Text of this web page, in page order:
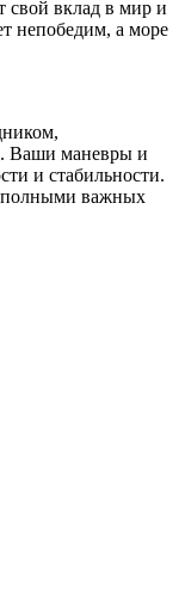
свой вклад в мир и
непобедим, а море
Ваши маневры и
и стабильности.
полными важных